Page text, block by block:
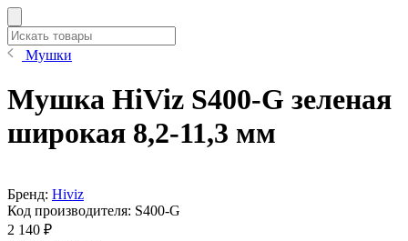
Мушки
Мушка HiViz S400-G зеленая
широкая 8,2-11,3 мм
Бренд: Hiviz
Код производителя: S400-G
2 140 ₽